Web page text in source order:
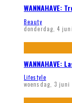
WANNAHAVE:
Beauty
donderdag, 4
WANNAHAVE:
Lifestyle
woensdag, 3 juni